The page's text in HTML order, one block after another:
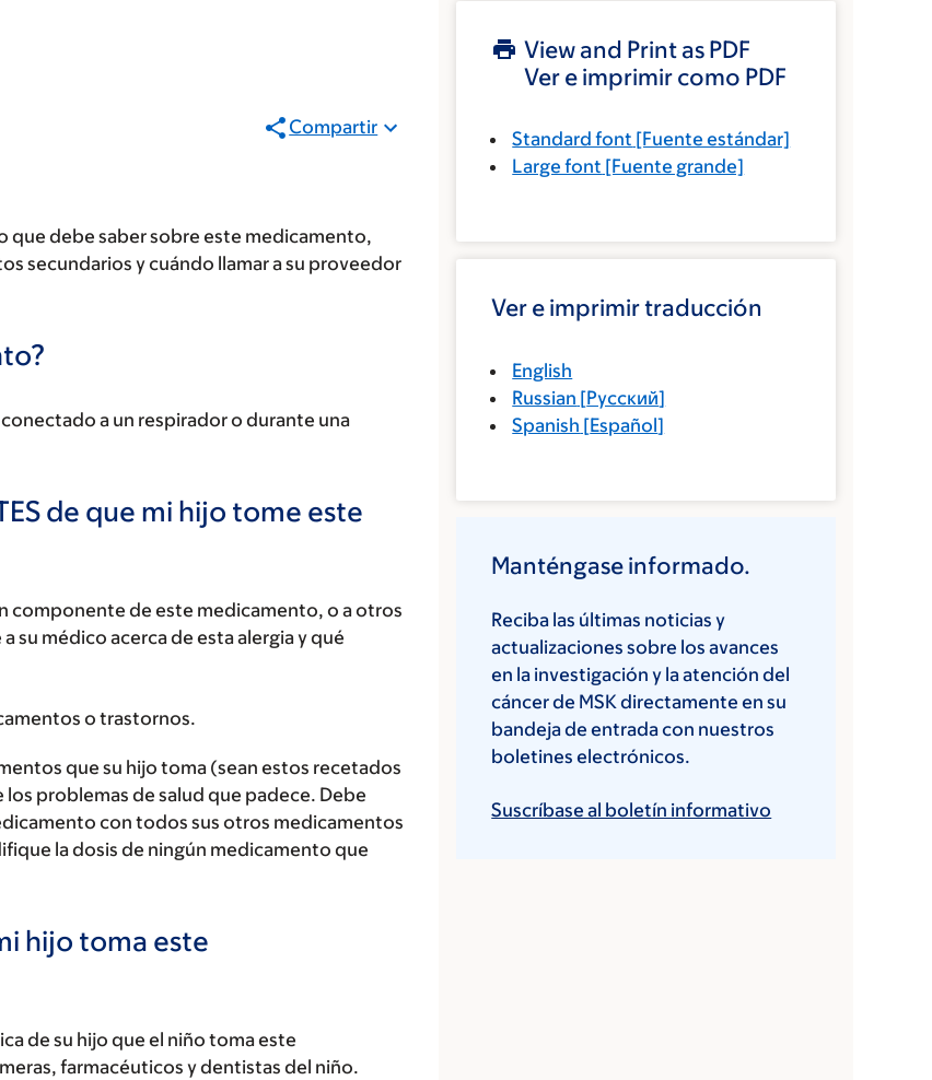
Compartir
que debe saber sobre este medicamento,
secundarios y cuándo llamar a su proveedor
a un respirador o durante una
de que mi hijo tome este
componente de este medicamento, o a otros
su médico acerca de esta alergia y qué
o trastornos.
que su hijo toma (sean estos recetados
problemas de salud que padece. Debe
con todos sus otros medicamentos
la dosis de ningún medicamento que
hijo toma este
de su hijo que el niño toma este
farmacéuticos y dentistas del niño.
View and Print as PDF
Ver e imprimir como PDF
Standard font [Fuente estándar]
Large font [Fuente grande]
Ver e imprimir traducción
English
Russian [Русский]
Spanish [Español]
Manténgase informado.
Reciba las últimas noticias y
actualizaciones sobre los avances
en la investigación y la atención del
cáncer de MSK directamente en su
bandeja de entrada con nuestros
boletines electrónicos.
Suscríbase al boletín informativo